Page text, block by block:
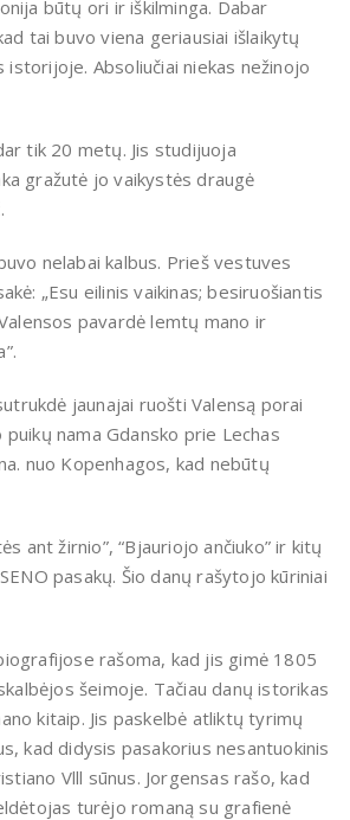
būtų ori ir iškilminga. Dabar
tai buvo viena geriausiai išlaikytų
istorijoje. Absoliučiai niekas nežinojo
tik 20 metų. Jis studijuoja
gražutė jo vaikystės draugė
nelabai kalbus. Prieš vestuves
„Esu eilinis vaikinas; besiruošiantis
pavardė lemtų mano ir
jaunajai ruošti Valensą porai
nama Gdansko prie Lechas
nuo Kopenhagos, kad nebūtų
ant žirnio”, “Bjauriojo ančiuko” ir kitų
pasakų. Šio danų rašytojo kūriniai
rašoma, kad jis gimė 1805
šeimoje. Tačiau danų istorikas
kitaip. Jis paskelbė atliktų tyrimų
kad didysis pasakorius nesantuokinis
Vlll sūnus. Jorgensas rašo, kad
turėjo romaną su grafienė